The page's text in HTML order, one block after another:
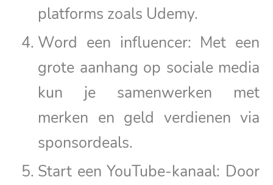
platforms zoals Udemy.
Word een influencer: Met een
grote aanhang op sociale media
kun je samenwerken met
merken en geld verdienen via
sponsordeals.
Start een YouTube-kanaal: Door